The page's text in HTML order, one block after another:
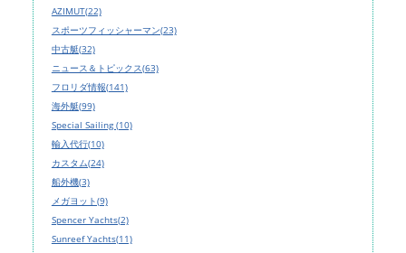
AZIMUT(22)
スポーツフィッシャーマン(23)
中古艇(32)
ニュース＆トピックス(63)
フロリダ情報(141)
海外艇(99)
Special Sailing (10)
輸入代行(10)
カスタム(24)
船外機(3)
メガヨット(9)
Spencer Yachts(2)
Sunreef Yachts(11)